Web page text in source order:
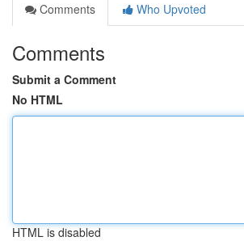
Comments
Who Upvoted
Comments
Submit a Comment
No HTML
HTML is disabled